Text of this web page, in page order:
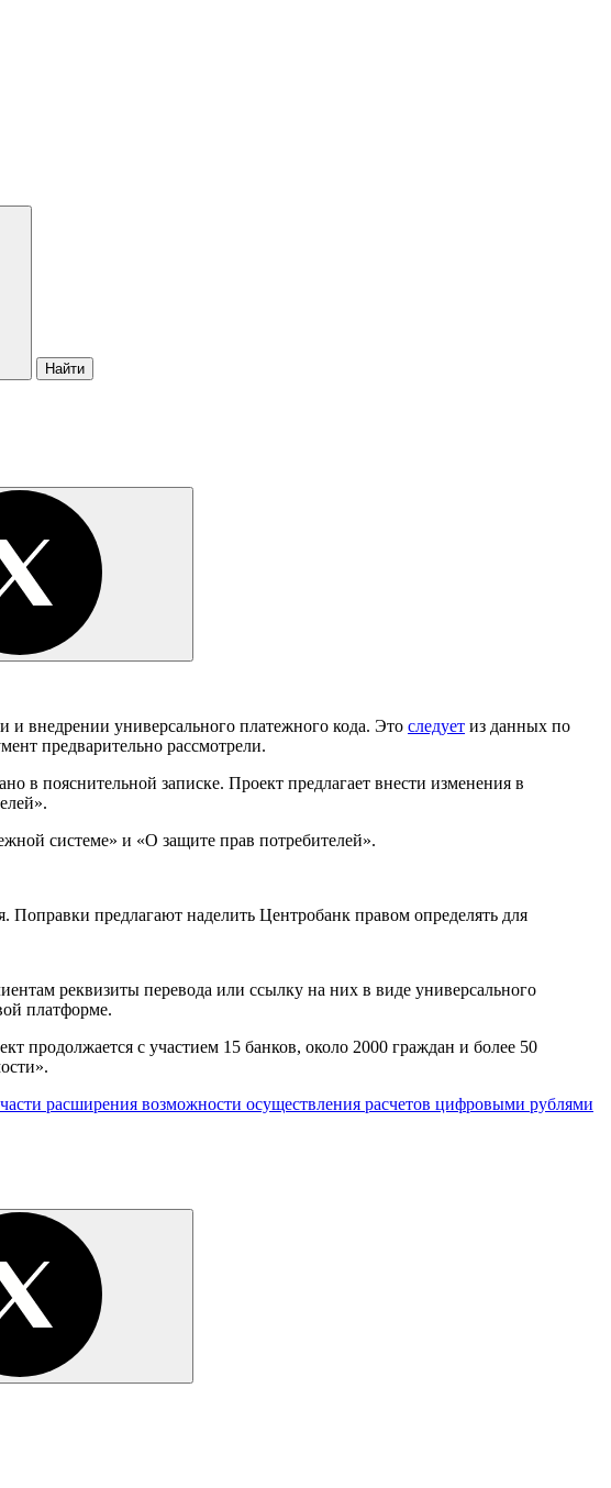
Найти
и внедрении универсального платежного кода. Это следует из данных по
предварительно рассмотрели.
в пояснительной записке. Проект предлагает внести изменения в
системе» и «О защите прав потребителей».
предлагают наделить Центробанк правом определять для
реквизиты перевода или ссылку на них в виде универсального
платформе.
продолжается с участием 15 банков, около 2000 граждан и более 50
расширения возможности осуществления расчетов цифровыми рублями